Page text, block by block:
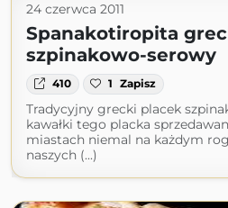
24 czerwca 2011
Spanakotiropita
szpinakowo-serowy
410 1 Zapisz
Tradycyjny grecki placek
kawałki tego placka
miastach niemal na każdym
naszych (...)